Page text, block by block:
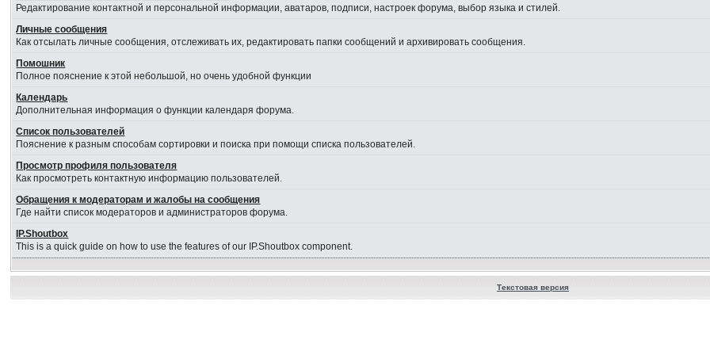
Редактирование контактной и персональной информации, аватаров, подписи, настроек форума, выбор языка и стилей.
Личные сообщения
Как отсылать личные сообщения, отслеживать их, редактировать папки сообщений и архивировать сообщения.
Помошник
Полное пояснение к этой небольшой, но очень удобной функции
Календарь
Дополнительная информация о функции календаря форума.
Список пользователей
Пояснение к разным способам сортировки и поиска при помощи списка пользователей.
Просмотр профиля пользователя
Как просмотреть контактную информацию пользователей.
Обращения к модераторам и жалобы на сообщения
Где найти список модераторов и администраторов форума.
IP.Shoutbox
This is a quick guide on how to use the features of our IP.Shoutbox component.
Текстовая версия